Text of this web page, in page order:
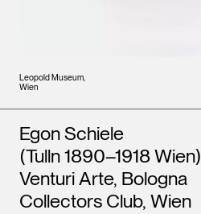
Leopold Museum,
Wien
Künstler*innen
Egon Schiele
(Tulln 1890–1918 Wien)
Venturi Arte, Bologna
Collectors Club, Wien